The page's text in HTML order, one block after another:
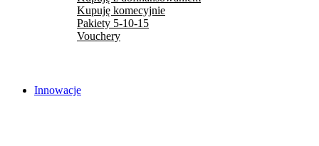
Kupuję komecyjnie
Pakiety 5-10-15
Vouchery
Innowacje